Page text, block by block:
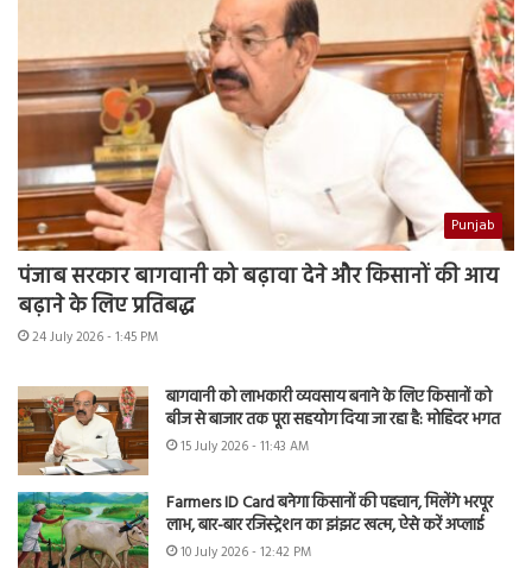
Punjab
पंजाब सरकार बागवानी को बढ़ावा देने और किसानों की आय
बढ़ाने के लिए प्रतिबद्ध
24 July 2026 - 1:45 PM
बागवानी को लाभकारी व्यवसाय बनाने के लिए किसानों को
बीज से बाजार तक पूरा सहयोग दिया जा रहा है: मोहिंदर भगत
15 July 2026 - 11:43 AM
Farmers ID Card बनेगा किसानों की पहचान, मिलेंगे भरपूर
लाभ, बार-बार रजिस्ट्रेशन का झंझट खत्म, ऐसे करें अप्लाई
10 July 2026 - 12:42 PM